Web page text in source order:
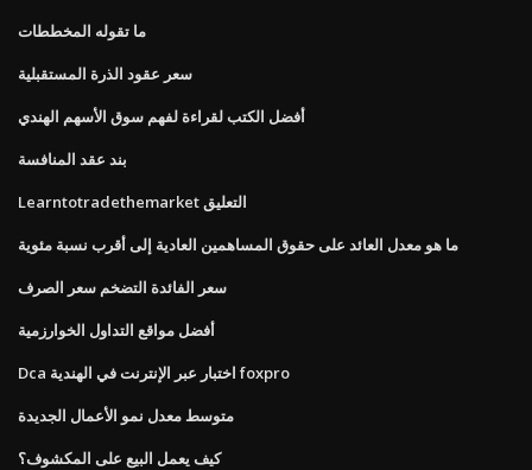
ما تقوله المخططات
سعر عقود الذرة المستقبلية
أفضل الكتب لقراءة لفهم سوق الأسهم الهندي
بند عقد المنافسة
Learntotradethemarket التعليق
ما هو معدل العائد على حقوق المساهمين العادية إلى أقرب نسبة مئوية
سعر الفائدة التضخم سعر الصرف
أفضل مواقع التداول الخوارزمية
Dca اختبار عبر الإنترنت في الهندية foxpro
متوسط ​​معدل نمو الأعمال الجديدة
كيف يعمل البيع على المكشوف؟